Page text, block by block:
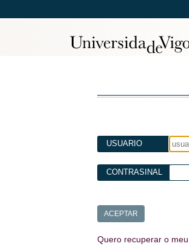
USUARIO
CONTRASINAL
Quero recuperar o